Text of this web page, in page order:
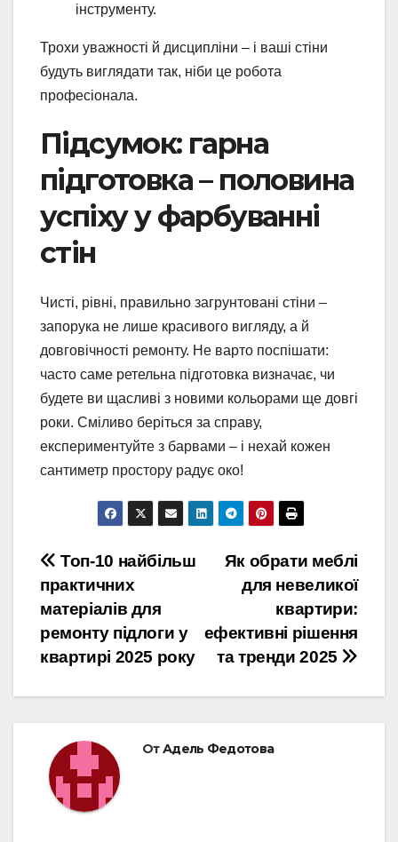
інструменту.
Трохи уважності й дисципліни – і ваші стіни
будуть виглядати так, ніби це робота
професіонала.
Підсумок: гарна
підготовка – половина
успіху у фарбуванні
стін
Чисті, рівні, правильно загрунтовані стіни –
запорука не лише красивого вигляду, а й
довговічності ремонту. Не варто поспішати:
часто саме ретельна підготовка визначає, чи
будете ви щасливі з новими кольорами ще довгі
роки. Сміливо беріться за справу,
експериментуйте з барвами – і нехай кожен
сантиметр простору радує око!
Навигация
по
записям
Як обрати меблі
для невеликої
квартири:
ефективні рішення
та тренди 2025
Топ-10 найбільш
практичних
матеріалів для
ремонту підлоги у
квартирі 2025 року
ОтАдель Федотова